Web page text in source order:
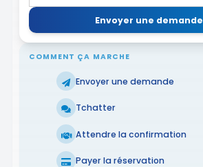
Envoyer une demande
COMMENT ÇA MARCHE
Envoyer une demande
Tchatter
Attendre la confirmation
Payer la réservation